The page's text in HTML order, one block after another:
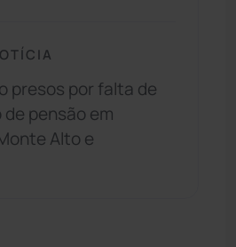
presos por falta de
pensão em
Alto e